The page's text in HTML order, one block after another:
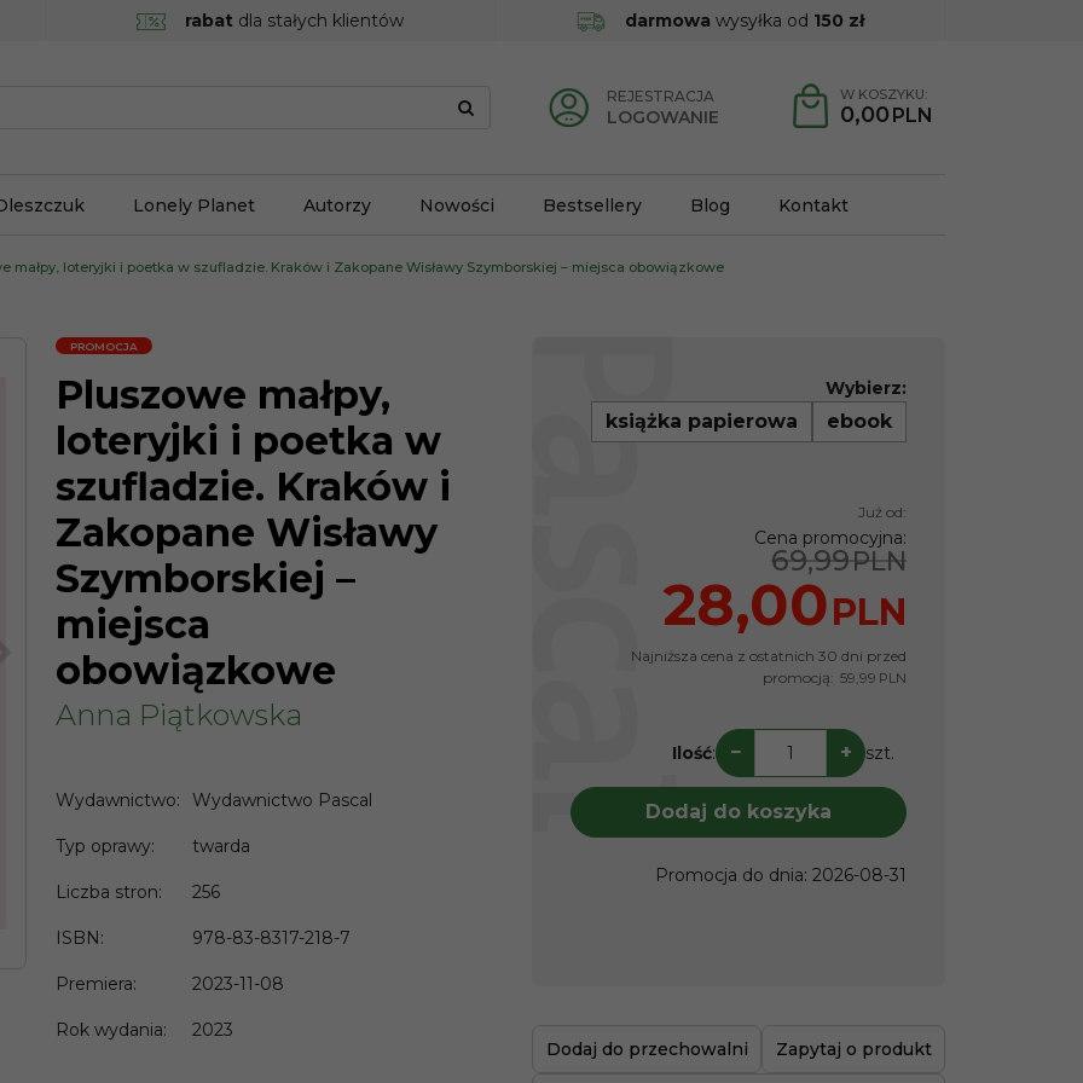
rabat dla stałych klientów darmowa wysyłka od 150 zł
REJESTRACJA
LOGOWANIE
W KOSZYKU:
0,00 PLN
Lonely Planet Autorzy Nowości Bestsellery Blog Kontakt
małpy, loteryjki i poetka w szufladzie. Kraków i Zakopane Wisławy Szymborskiej – miejsca obowiązkowe
PROMOCJA
Pluszowe małpy,
loteryjki i poetka w
szufladzie. Kraków i
Zakopane Wisławy
Szymborskiej –
miejsca
obowiązkowe
Anna Piątkowska
Wydawnictwo: Wydawnictwo Pascal
Typ oprawy: twarda
Liczba stron: 256
ISBN: 978-83-8317-218-7
Premiera: 2023-11-08
Rok wydania: 2023
Wybierz:
książka papierowa ebook
Już od:
Cena promocyjna:
69,99PLN
28,00PLN
Najniższa cena z ostatnich 30 dni przed
promocją: 59,99 PLN
Ilość: − + szt.
Dodaj do koszyka
Promocja do dnia: 2026-08-31
Dodaj do przechowalni Zapytaj o produkt